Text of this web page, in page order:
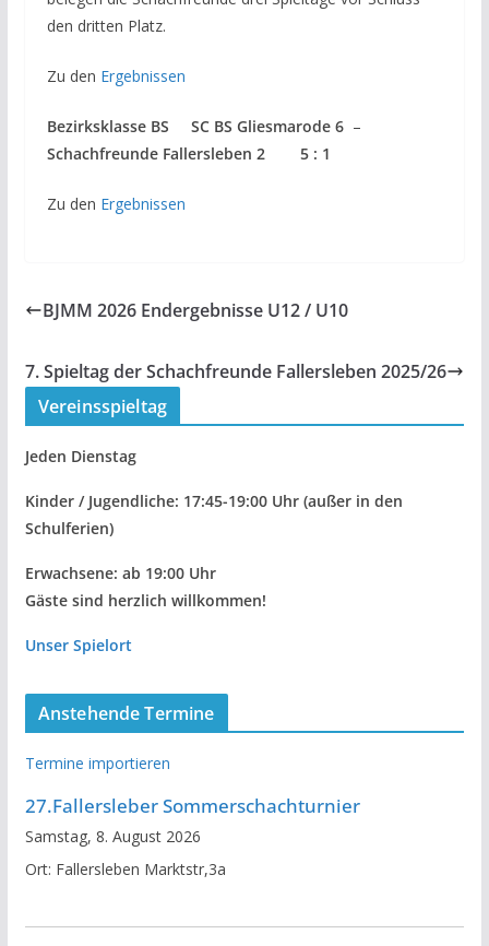
den dritten Platz.
Zu den Ergebnissen
Bezirksklasse BS SC BS Gliesmarode 6 –
Schachfreunde Fallersleben 2 5 : 1
Zu den Ergebnissen
BJMM 2026 Endergebnisse U12 / U10
7. Spieltag der Schachfreunde Fallersleben 2025/26
Vereinsspieltag
Jeden Dienstag
Kinder / Jugendliche: 17:45-19:00 Uhr (außer in den
Schulferien)
Erwachsene: ab 19:00 Uhr
Gäste sind herzlich willkommen!
Unser Spielort
Anstehende Termine
Termine importieren
27.Fallersleber Sommerschachturnier
Samstag, 8. August 2026
Ort: Fallersleben Marktstr,3a